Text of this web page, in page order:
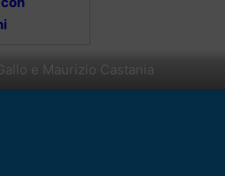
e Maurizio Castania